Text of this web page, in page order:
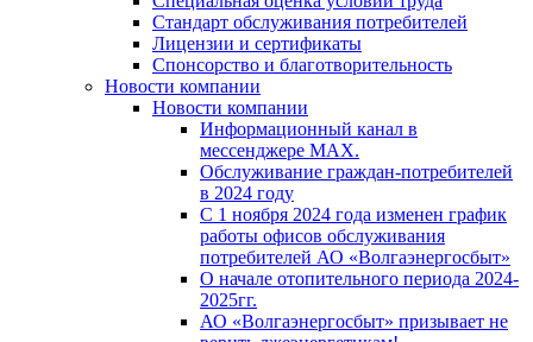
Стандарт обслуживания потребителей
Лицензии и сертификаты
Спонсорство и благотворительность
Новости компании
Новости компании
Информационный канал в
мессенджере MAX.
Обслуживание граждан-потребителей
в 2024 году
С 1 ноября 2024 года изменен график
работы офисов обслуживания
потребителей АО «Волгаэнергосбыт»
О начале отопительного периода 2024-
2025гг.
АО «Волгаэнергосбыт» призывает не